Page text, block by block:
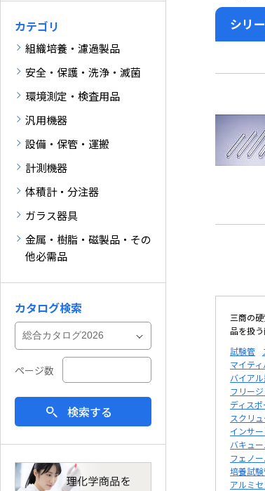
シリ
三商の
品を扱う
試験管
マイテ
バイア
フリー
ディス
スクリ
インサ
バキュ
フェノ
培養試
アルミ
カテゴリ
組織培養・濾過製品
安全・保護・洗浄・滅菌
環境測定・検査用品
汎用機器
設備・保管・運搬
計測機器
体積計・分注器
ガラス器具
金属・樹脂・磁製品・その
他必需品
カタログ検索
ページ数
検索する